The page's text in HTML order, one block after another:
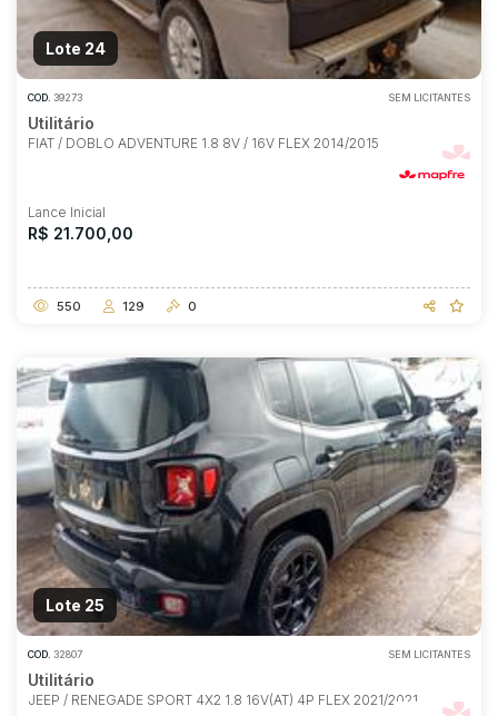
Lote 24
COD. 39273 SEM LICITANTES
Utilitário
FIAT / DOBLO ADVENTURE 1.8 8V / 16V FLEX 2014/2015
Lance Inicial
R$ 21.700,00
550 129 0
Lote 25
COD. 32807 SEM LICITANTES
Utilitário
JEEP / RENEGADE SPORT 4X2 1.8 16V(AT) 4P FLEX 2021/2021